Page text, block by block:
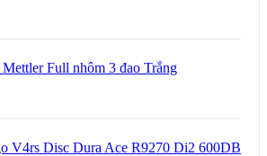
Full nhôm 3 đao Trắng
V4rs Disc Dura Ace R9270 Di2 600DB